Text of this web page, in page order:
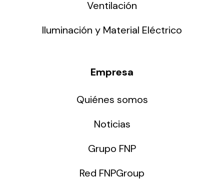
Ventilación
Iluminación y Material Eléctrico
Empresa
Quiénes somos
Noticias
Grupo FNP
Red FNPGroup